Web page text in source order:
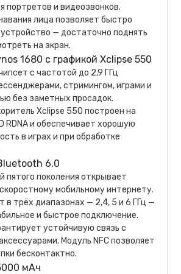
портретов и видеозвонков.
лица позволяет быстро
— достаточно поднять
на экран.
1680 с графикой Xclipse 550
с частотой до 2,9 ГГц
стримингом, играми и
без заметных просадок.
Xclipse 550 построен на
RDNA и обеспечивает хорошую
в играх и при обработке
6.0
пятого поколения открывает
мобильному интернету.
в трёх диапазонах — 2,4, 5 и 6 ГГц —
и быстрое подключение.
устойчивую связь с
Модуль NFC позволяет
бесконтактно.
мАч